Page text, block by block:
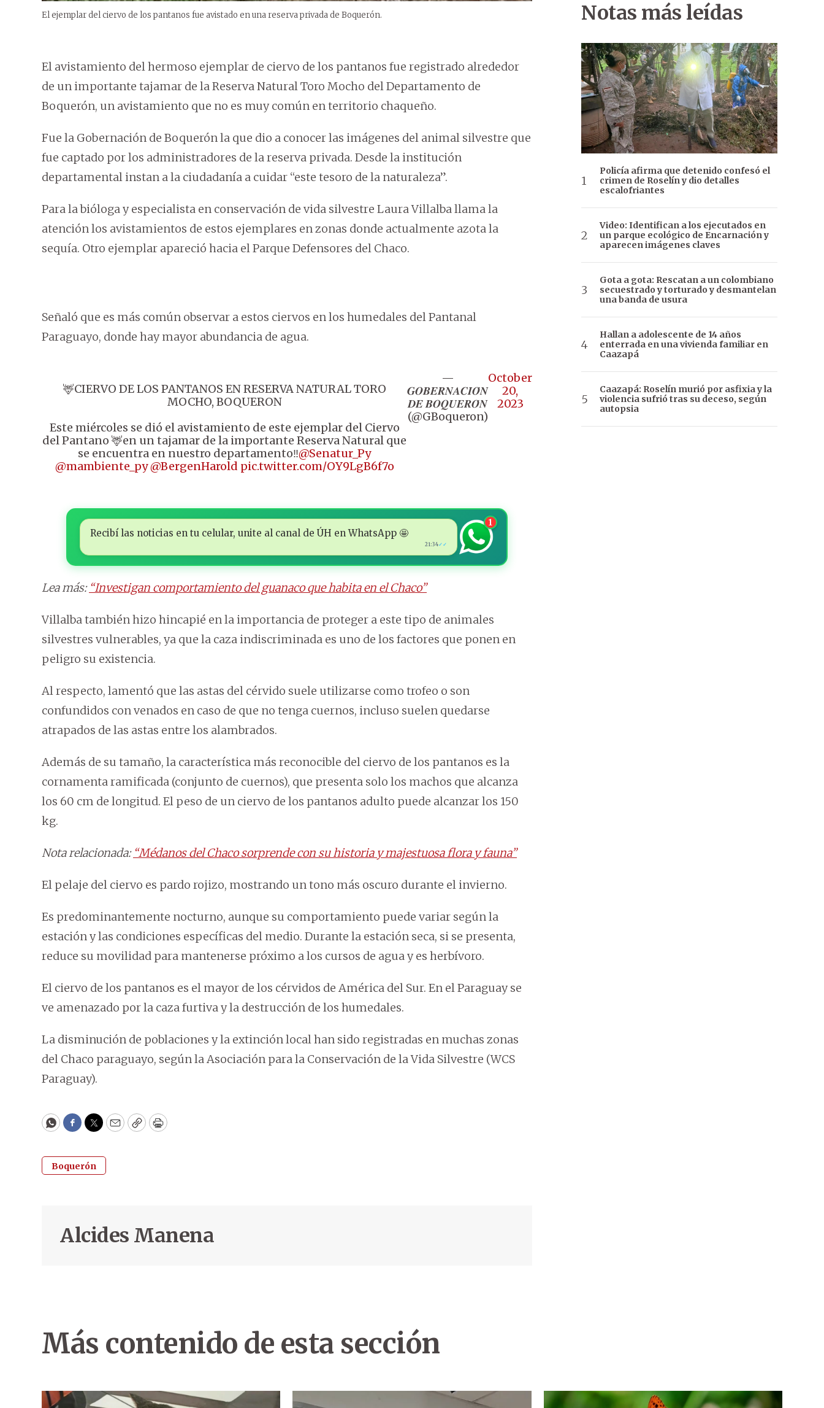
El ejemplar del ciervo de los pantanos fue avistado en una reserva privada de Boquerón.
El avistamiento del hermoso ejemplar de ciervo de los pantanos fue registrado alrededor
de un importante tajamar de la Reserva Natural Toro Mocho del Departamento de
Boquerón, un avistamiento que no es muy común en territorio chaqueño.
Fue la Gobernación de Boquerón la que dio a conocer las imágenes del animal silvestre que
fue captado por los administradores de la reserva privada. Desde la institución
departamental instan a la ciudadanía a cuidar “este tesoro de la naturaleza”.
Para la bióloga y especialista en conservación de vida silvestre Laura Villalba llama la
atención los avistamientos de estos ejemplares en zonas donde actualmente azota la
sequía. Otro ejemplar apareció hacia el Parque Defensores del Chaco.
Señaló que es más común observar a estos ciervos en los humedales del Pantanal
Paraguayo, donde hay mayor abundancia de agua.
🦌CIERVO DE LOS PANTANOS EN RESERVA NATURAL TORO
MOCHO, BOQUERON
Este miércoles se dió el avistamiento de este ejemplar del Ciervo
del Pantano 🦌en un tajamar de la importante Reserva Natural que
se encuentra en nuestro departamento‼️@Senatur_Py
@mambiente_py@BergenHarold pic.twitter.com/OY9LgB6f7o
—
𝑮𝑶𝑩𝑬𝑹𝑵𝑨𝑪𝑰𝑶́𝑵
𝑫𝑬 𝑩𝑶𝑸𝑼𝑬𝑹𝑶́𝑵
(@GBoqueron)
October
20,
2023
Recibí las noticias en tu celular, unite al canal de ÚH en WhatsApp 🤩
21:34✓✓
1
Lea más: “Investigan comportamiento del guanaco que habita en el Chaco”
Villalba también hizo hincapié en la importancia de proteger a este tipo de animales
silvestres vulnerables, ya que la caza indiscriminada es uno de los factores que ponen en
peligro su existencia.
Al respecto, lamentó que las astas del cérvido suele utilizarse como trofeo o son
confundidos con venados en caso de que no tenga cuernos, incluso suelen quedarse
atrapados de las astas entre los alambrados.
Además de su tamaño, la característica más reconocible del ciervo de los pantanos es la
cornamenta ramificada (conjunto de cuernos), que presenta solo los machos que alcanza
los 60 cm de longitud. El peso de un ciervo de los pantanos adulto puede alcanzar los 150
kg.
Nota relacionada: “Médanos del Chaco sorprende con su historia y majestuosa flora y fauna”
El pelaje del ciervo es pardo rojizo, mostrando un tono más oscuro durante el invierno.
Es predominantemente nocturno, aunque su comportamiento puede variar según la
estación y las condiciones específicas del medio. Durante la estación seca, si se presenta,
reduce su movilidad para mantenerse próximo a los cursos de agua y es herbívoro.
El ciervo de los pantanos es el mayor de los cérvidos de América del Sur. En el Paraguay se
ve amenazado por la caza furtiva y la destrucción de los humedales.
La disminución de poblaciones y la extinción local han sido registradas en muchas zonas
del Chaco paraguayo, según la Asociación para la Conservación de la Vida Silvestre (WCS
Paraguay).
WhatsApp
Facebook
Twitter
EmailCopyPrint
Boquerón
Alcides Manena
Notas más leídas
Policía afirma que detenido confesó el
crimen de Roselín y dio detalles
escalofriantes
Video: Identifican a los ejecutados en
un parque ecológico de Encarnación y
aparecen imágenes claves
Gota a gota: Rescatan a un colombiano
secuestrado y torturado y desmantelan
una banda de usura
Hallan a adolescente de 14 años
enterrada en una vivienda familiar en
Caazapá
Caazapá: Roselín murió por asfixia y la
violencia sufrió tras su deceso, según
autopsia
Más contenido de esta sección